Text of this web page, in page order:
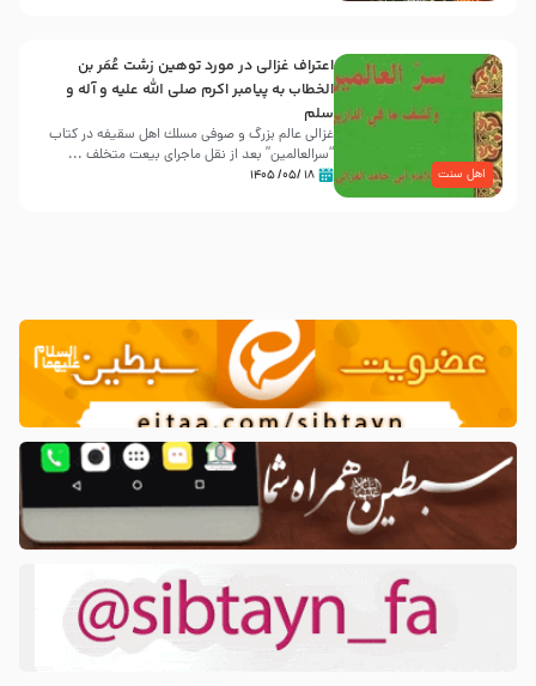
اهل سنت
اعتراف غزالی در مورد توهین زشت عُمَر بن
الخطاب به پیامبر اکرم صلی الله علیه و آله و
سلم
غزالی عالم بزرگ و صوفی مسلك اهل سقيفه در کتاب
“سرالعالمین” بعد از نقل ماجرای بیعت متخلف ...
۱۸ /۰۵/ ۱۴۰۵